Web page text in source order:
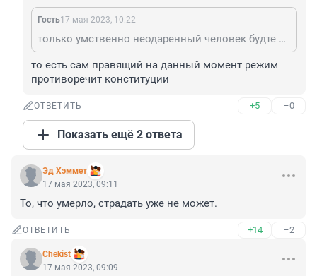
Гость17 мая 2023, 10:22
только умственно неодаренный человек будте отрицать цензуру сми в россии
то есть сам правящий на данный момент режим
противоречит конституции
ОТВЕТИТЬ +5 –0
Показать ещё 2 ответа
Эд Хэммет
17 мая 2023, 09:11
То, что умерло, страдать уже не может.
ОТВЕТИТЬ +14 –2
Chekist
17 мая 2023, 09:09